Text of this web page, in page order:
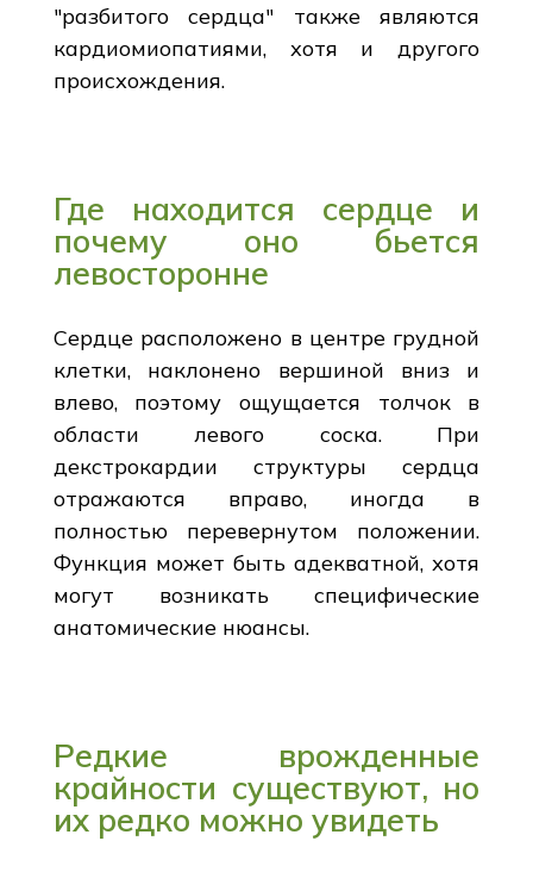
"разбитого сердца" также являются
кардиомиопатиями, хотя и другого
происхождения.
Где находится сердце и
почему оно бьется
левосторонне
Сердце расположено в центре грудной
клетки, наклонено вершиной вниз и
влево, поэтому ощущается толчок в
области левого соска. При
декстрокардии структуры сердца
отражаются вправо, иногда в
полностью перевернутом положении.
Функция может быть адекватной, хотя
могут возникать специфические
анатомические нюансы.
Редкие врожденные
крайности существуют, но
их редко можно увидеть